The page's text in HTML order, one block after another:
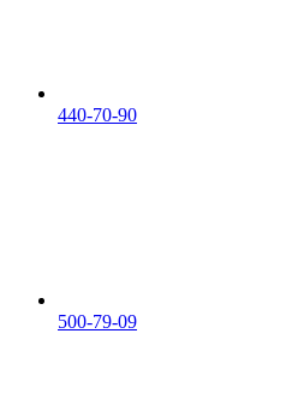
440-70-90
500-79-09